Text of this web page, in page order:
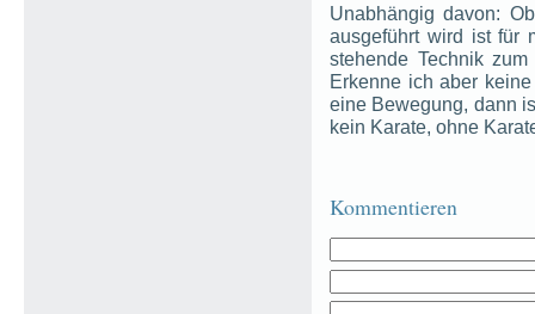
Unabhängig davon:
ausgeführt wird ist für
stehende Technik
Erkenne ich aber
eine Bewegung, dann
kein Karate, ohne
Kommentieren